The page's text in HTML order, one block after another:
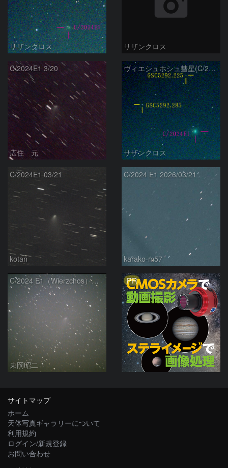
サザンクロス サザンクロス
C/2024E1 3/20
広住 元
ヴィエシュホシュ彗星(C/2024E1) 3月‎1日Seestar50
サザンクロス
C/2024E1 03/21
kotan
C/2024 E1 2026/03/21
karako-m57
C/2024 E1（Wierzchos） 03/21
東岡昭二
PR
サイトマップ
ホーム
天体写真ギャラリーについて
利用規約
ログイン/新規登録
お問い合わせ